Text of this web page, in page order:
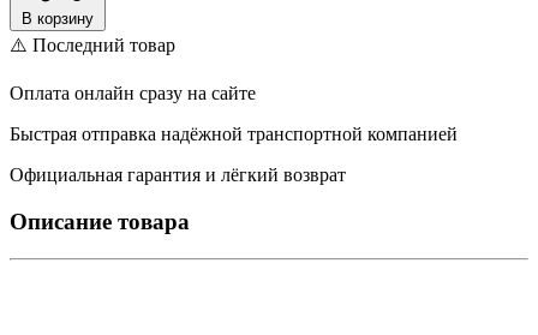
В корзину
⚠️ Последний товар
Оплата онлайн сразу на сайте
Быстрая отправка надёжной транспортной компанией
Официальная гарантия и лёгкий возврат
Описание товара